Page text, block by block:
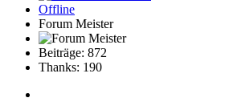
Offline
Forum Meister
Beiträge: 872
Thanks: 190